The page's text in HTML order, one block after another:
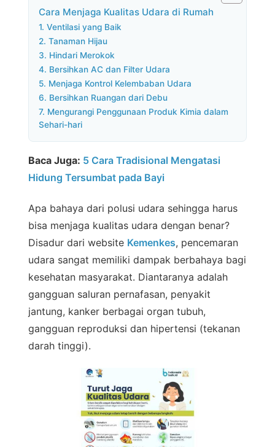
Cara Menjaga Kualitas Udara di Rumah
1. Ventilasi yang Baik
2. Tanaman Hijau
3. Hindari Merokok
4. Bersihkan AC dan Filter Udara
5. Menjaga Kontrol Kelembaban Udara
6. Bersihkan Ruangan dari Debu
7. Mengurangi Penggunaan Produk Kimia dalam
Sehari-hari
Baca Juga: 5 Cara Tradisional Mengatasi
Hidung Tersumbat pada Bayi
Apa bahaya dari polusi udara sehingga harus
bisa menjaga kualitas udara dengan benar?
Disadur dari website Kemenkes, pencemaran
udara sangat memiliki dampak berbahaya bagi
kesehatan masyarakat. Diantaranya adalah
gangguan saluran pernafasan, penyakit
jantung, kanker berbagai organ tubuh,
gangguan reproduksi dan hipertensi (tekanan
darah tinggi).